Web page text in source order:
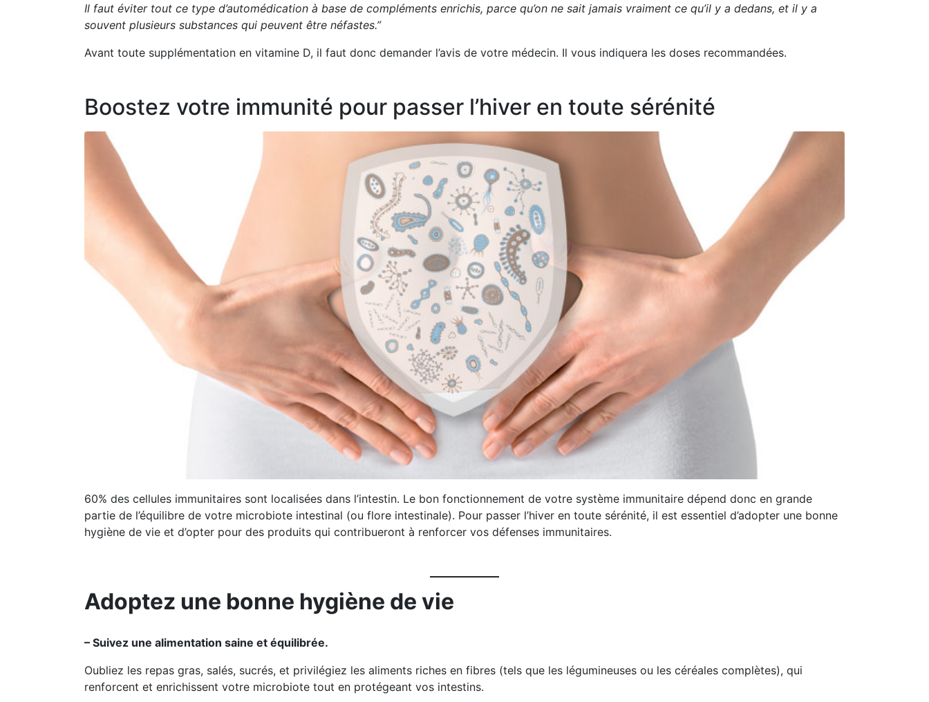
Il faut éviter tout ce type d’automédication à base de compléments enrichis, parce qu’on ne sait jamais vraiment ce qu’il y a dedans, et il y a
souvent plusieurs substances qui peuvent être néfastes.”
Avant toute supplémentation en vitamine D, il faut donc demander l’avis de votre médecin. Il vous indiquera les doses recommandées.
Boostez votre immunité pour passer l’hiver en toute sérénité
60% des cellules immunitaires sont localisées dans l’intestin. Le bon fonctionnement de votre système immunitaire dépend donc en grande
partie de l’équilibre de votre microbiote intestinal (ou flore intestinale). Pour passer l’hiver en toute sérénité, il est essentiel d’adopter une bonne
hygiène de vie et d’opter pour des produits qui contribueront à renforcer vos défenses immunitaires.
Adoptez une bonne hygiène de vie
– Suivez une alimentation saine et équilibrée.
Oubliez les repas gras, salés, sucrés, et privilégiez les aliments riches en fibres (tels que les légumineuses ou les céréales complètes), qui
renforcent et enrichissent votre microbiote tout en protégeant vos intestins.